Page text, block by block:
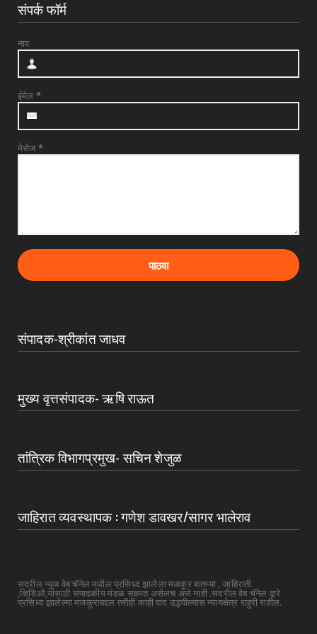
देवळाली प्रवरात उद्या बुधवारी श्री समर्थ बाबुराव
पाटील महारा...
संपर्क फॉर्म
नाव
ईमेल *
मेसेज *
संपादक-श्रीकांत जाधव
मुख्य वृत्तसंपादक- ऋषि राऊत
तांत्रिक विभागप्रमुख- सचिन शेजुळ
जाहिरात व्यवस्थापक : गणेश डावखर/सागर भालेराव
सदरील न्युज वेब चॅनेल मधील प्रसिध्द झालेला मजकूर बातम्या , जाहिराती
,व्हिडिओ,यांसाठी संपादकीय मंडळ सहमत असेलच असे नाही .सदरील वेब चॅनेल द्वारे
प्रसिध्द झालेल्या मजकूराबद्दल तरीही काही वाद उद्भवील्यास न्यायक्षेत्र राहुरी राहील.